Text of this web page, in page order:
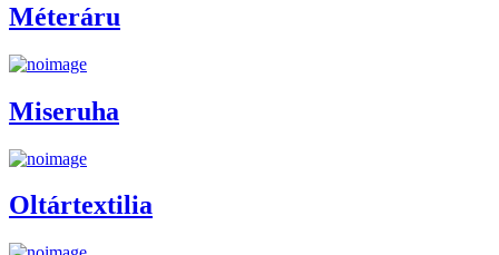
Méteráru
Miseruha
Oltártextilia